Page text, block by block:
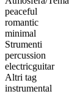
peaceful
romantic
minimal
Strumenti
percussion
electricguitar
Altri tag
instrumental